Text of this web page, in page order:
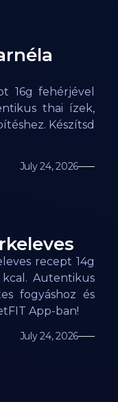
16g fehérjével
thai ízek,
Készítsd
July 24, 2026
recept 14g
Autentikus
fogyáshoz és
App-ban!
July 24, 2026